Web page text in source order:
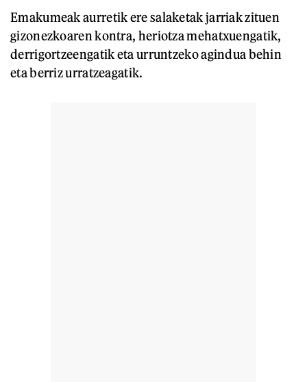
Emakumeak aurretik ere salaketak jarriak zituen
gizonezkoaren kontra, heriotza mehatxuengatik,
derrigortzeengatik eta urruntzeko agindua behin
eta berriz urratzeagatik.